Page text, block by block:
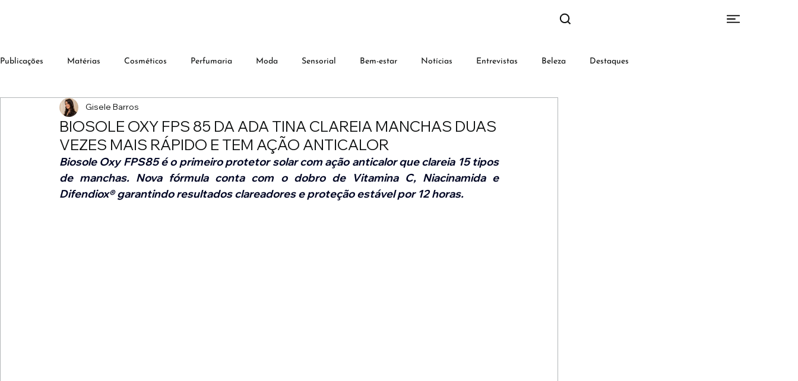
Publicações Matérias Cosméticos Perfumaria Moda Sensorial Bem-estar Notícias Entrevistas Beleza Destaques
BIOSOLE OXY FPS 85 DA ADA TINA CLAREIA MANCHAS DUAS
VEZES MAIS RÁPIDO E TEM AÇÃO ANTICALOR
Gisele Barros
Biosole Oxy FPS85 é o primeiro protetor solar com ação anticalor que clareia 15 tipos
de manchas. Nova fórmula conta com o dobro de Vitamina C, Niacinamida e
Difendiox® garantindo resultados clareadores e proteção estável por 12 horas.